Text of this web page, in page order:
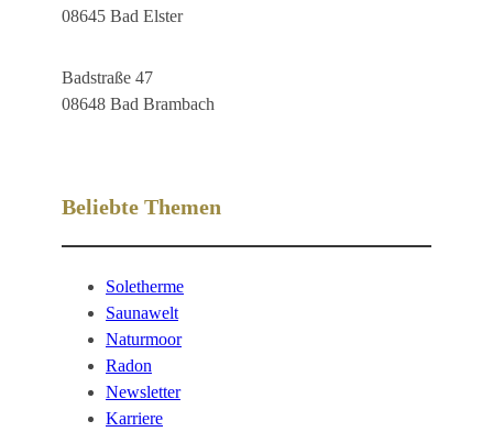
08645 Bad Elster
Badstraße 47
08648 Bad Brambach
Beliebte Themen
Soletherme
Saunawelt
Naturmoor
Radon
Newsletter
Karriere